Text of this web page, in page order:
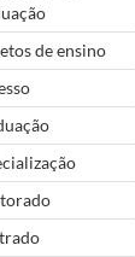
de ensino